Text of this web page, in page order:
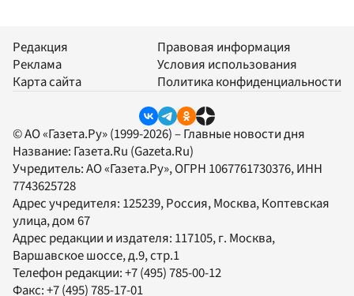
Редакция
Реклама
Карта сайта
Правовая информация
Условия использования
Политика конфиденциальности
© АО «Газета.Ру» (1999-2026) – Главные новости дня
Название: Газета.Ru (Gazeta.Ru)
Учредитель:АО «Газета.Ру», ОГРН 1067761730376, ИНН
7743625728
Адрес учредителя: 125239, Россия, Москва, Коптевская
улица, дом 67
Адрес редакции и издателя: 117105, г. Москва,
Варшавское шоссе, д.9, стр.1
Телефон редакции:+7 (495) 785-00-12
Факс:+7 (495) 785-17-01